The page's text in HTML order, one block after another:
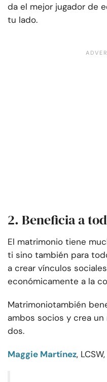
da el mejor jugador de
tu lado.
2. Beneficia a
El matrimonio tiene
ti sino también para
a crear vínculos
económicamente a la
Matrimoniotambién
ambos socios y crea
dos.
Maggie Martínez,